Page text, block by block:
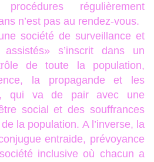
régulièrement
n’est pas au rendez-vous.
société de surveillance et
s’inscrit dans un
de toute la population,
la propagande et les
qui va de pair avec une
social et des souffrances
la population. A l’inverse, la
entraide, prévoyance
inclusive où chacun a